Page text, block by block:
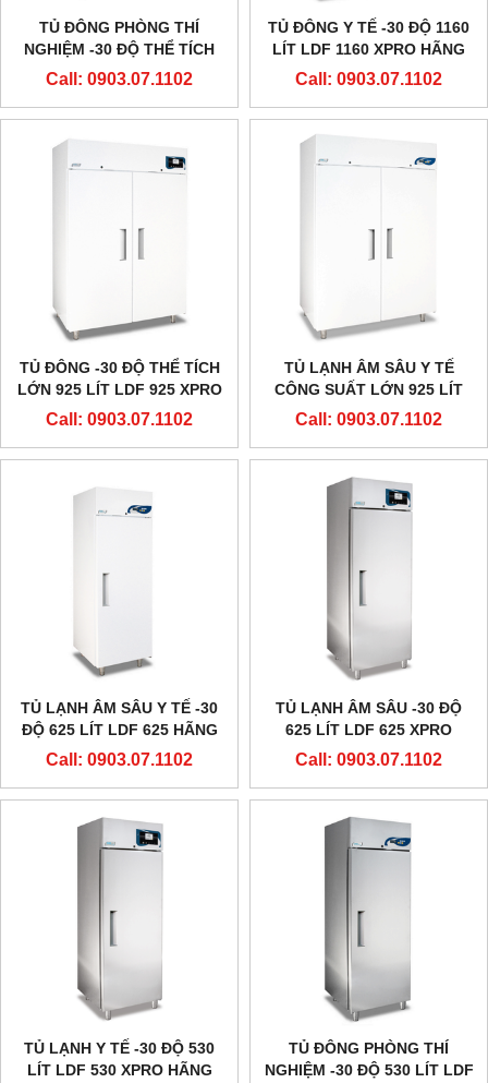
TỦ ĐÔNG PHÒNG THÍ
NGHIỆM -30 ĐỘ THỂ TÍCH
LỚN 1160 LÍT LDF 1160
Call: 0903.07.1102
TỦ ĐÔNG Y TẾ -30 ĐỘ 1160
LÍT LDF 1160 XPRO HÃNG
EVERMED - Ý
Call: 0903.07.1102
TỦ ĐÔNG -30 ĐỘ THỂ TÍCH
LỚN 925 LÍT LDF 925 XPRO
HÃNG EVERMED - Ý
Call: 0903.07.1102
TỦ LẠNH ÂM SÂU Y TẾ
CÔNG SUẤT LỚN 925 LÍT
-30 ĐỘ LDF 925 HÃNG
Call: 0903.07.1102
TỦ LẠNH ÂM SÂU Y TẾ -30
ĐỘ 625 LÍT LDF 625 HÃNG
EVERMED - Ý
Call: 0903.07.1102
TỦ LẠNH ÂM SÂU -30 ĐỘ
625 LÍT LDF 625 XPRO
HÃNG EVERMED - Ý
Call: 0903.07.1102
TỦ LẠNH Y TẾ -30 ĐỘ 530
LÍT LDF 530 XPRO HÃNG
TỦ ĐÔNG PHÒNG THÍ
NGHIỆM -30 ĐỘ 530 LÍT LDF